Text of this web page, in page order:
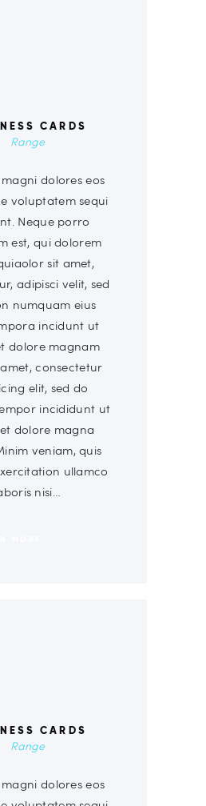
CARDS
Range
dolores eos
voluptatem sequi
Neque porro
est, qui dolorem
sit amet,
adipisci velit, sed
numquam eius
incidunt ut
dolore magnam
consectetur
elit, sed do
incididunt ut
dolore magna
veniam, quis
ullamco
nisi…
CARDS
Range
dolores eos